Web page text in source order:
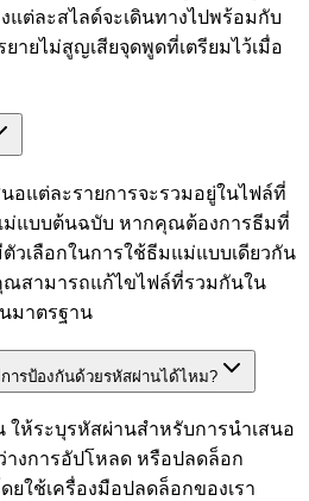
ต่ละสไลด์จะเดินทางไปพร้อมกับ
ายไม่สูญเสียจุดพูดที่เตรียมไว้เมื่อ
อแต่ละรายการจะรวมอยู่ในไฟล์ที่
ม่แบบต้นฉบับ หากคุณต้องการธีมที่
ตัวเลือกในการใช้ธีมแม่แบบเดียวกัน
สามารถแก้ไขไฟล์ที่รวมกันใน
นมาตรฐาน
ารป้องกันด้วยรหัสผ่านได้ไหม?
ให้ระบุรหัสผ่านสำหรับการนำเสนอ
งการอัปโหลด หรือปลดล็อก
ยใช้เครื่องมือปลดล็อกของเรา